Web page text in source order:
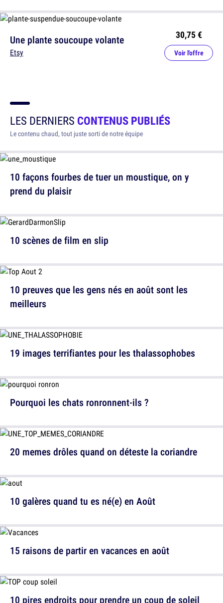
Une plante soucoupe volante
Etsy
30,75 €
Voir l'offre
LES DERNIERS CONTENUS PUBLIÉS
Le contenu chaud, tout juste sorti de notre équipe
10 façons fourbes de tuer un moustique, on y
prend du plaisir
10 preuves que les gens nés en août sont les
meilleurs
Pourquoi les chats ronronnent-ils ?
10 galères quand tu es né(e) en Août
10 pires endroits pour prendre un coup de soleil
10 scènes de film en slip
19 images terrifiantes pour les thalassophobes
20 memes drôles quand on déteste la coriandre
15 raisons de partir en vacances en août